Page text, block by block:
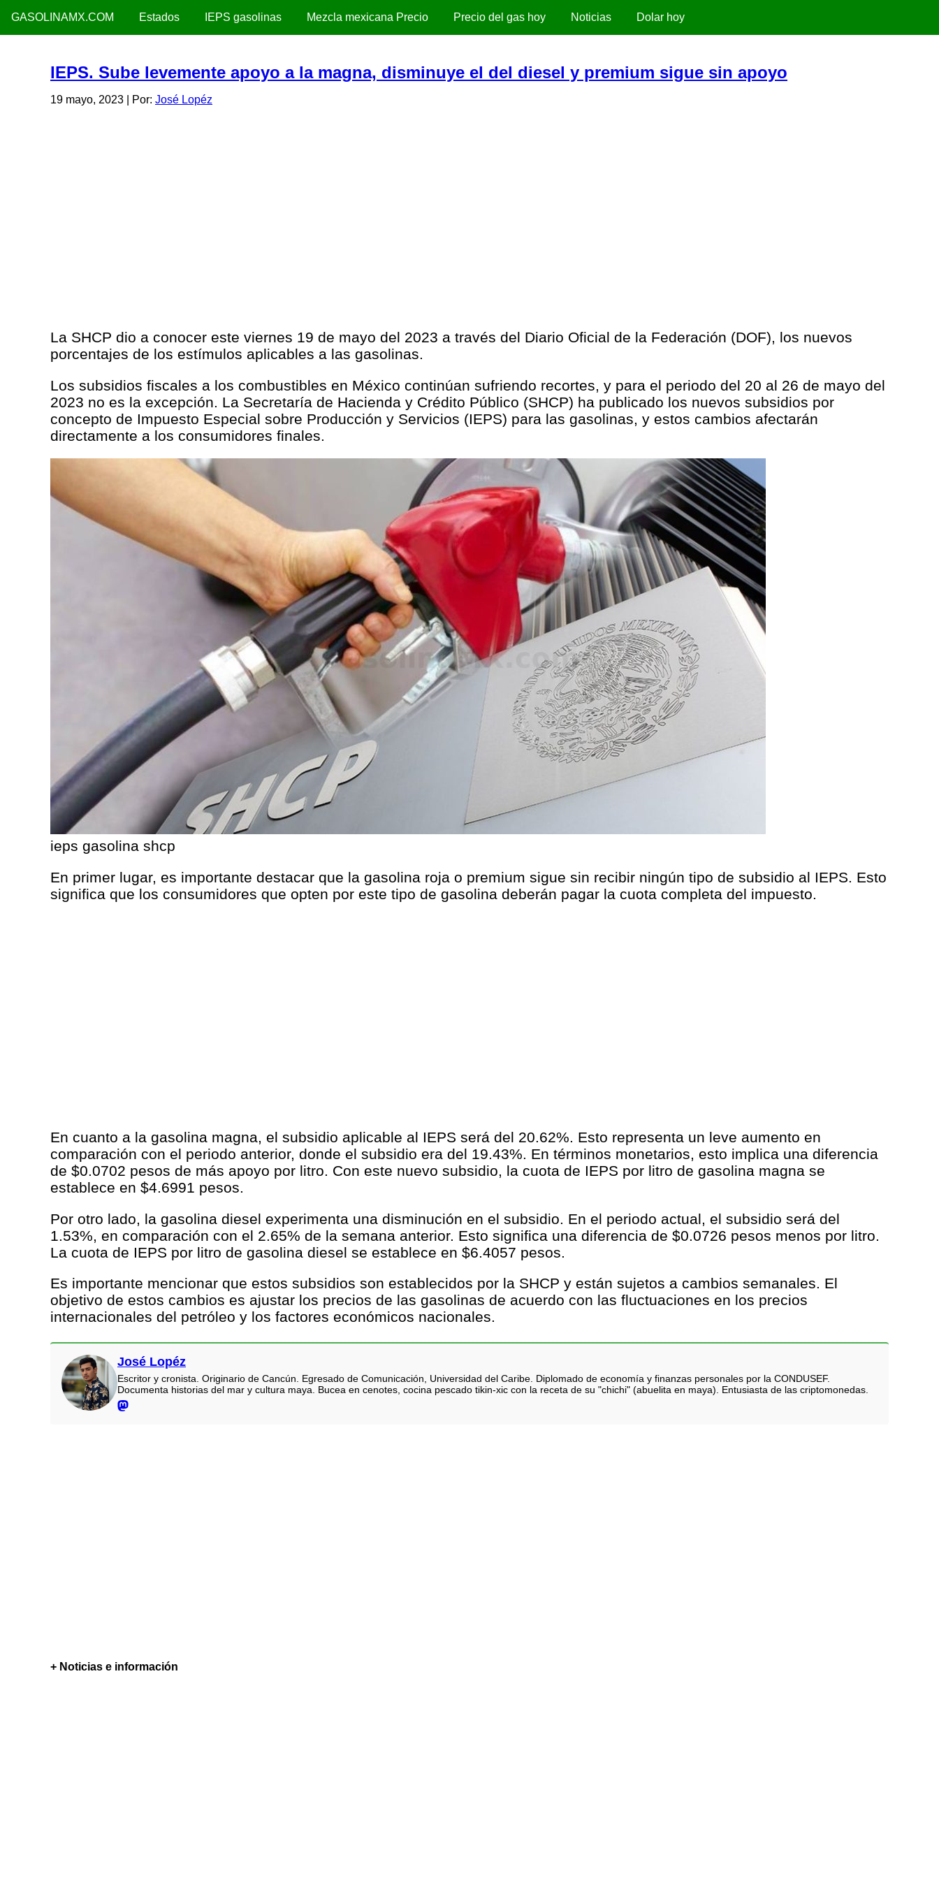
GASOLINAMX.COM Estados IEPS gasolinas Mezcla mexicana Precio Precio del gas hoy Noticias Dolar hoy
IEPS. Sube levemente apoyo a la magna, disminuye el del diesel y premium sigue sin apoyo
19 mayo, 2023 | Por: José Lopéz
La SHCP dio a conocer este viernes 19 de mayo del 2023 a través del Diario Oficial de la Federación (DOF), los nuevos
porcentajes de los estímulos aplicables a las gasolinas.
Los subsidios fiscales a los combustibles en México continúan sufriendo recortes, y para el periodo del 20 al 26 de mayo del
2023 no es la excepción. La Secretaría de Hacienda y Crédito Público (SHCP) ha publicado los nuevos subsidios por
concepto de Impuesto Especial sobre Producción y Servicios (IEPS) para las gasolinas, y estos cambios afectarán
directamente a los consumidores finales.
ieps gasolina shcp
En primer lugar, es importante destacar que la gasolina roja o premium sigue sin recibir ningún tipo de subsidio al IEPS. Esto
significa que los consumidores que opten por este tipo de gasolina deberán pagar la cuota completa del impuesto.
En cuanto a la gasolina magna, el subsidio aplicable al IEPS será del 20.62%. Esto representa un leve aumento en
comparación con el periodo anterior, donde el subsidio era del 19.43%. En términos monetarios, esto implica una diferencia
de $0.0702 pesos de más apoyo por litro. Con este nuevo subsidio, la cuota de IEPS por litro de gasolina magna se
establece en $4.6991 pesos.
Por otro lado, la gasolina diesel experimenta una disminución en el subsidio. En el periodo actual, el subsidio será del
1.53%, en comparación con el 2.65% de la semana anterior. Esto significa una diferencia de $0.0726 pesos menos por litro.
La cuota de IEPS por litro de gasolina diesel se establece en $6.4057 pesos.
Es importante mencionar que estos subsidios son establecidos por la SHCP y están sujetos a cambios semanales. El
objetivo de estos cambios es ajustar los precios de las gasolinas de acuerdo con las fluctuaciones en los precios
internacionales del petróleo y los factores económicos nacionales.
José Lopéz
Escritor y cronista. Originario de Cancún. Egresado de Comunicación, Universidad del Caribe. Diplomado de economía y finanzas personales por la CONDUSEF.
Documenta historias del mar y cultura maya. Bucea en cenotes, cocina pescado tikin-xic con la receta de su "chichi" (abuelita en maya). Entusiasta de las criptomonedas.
+ Noticias e información